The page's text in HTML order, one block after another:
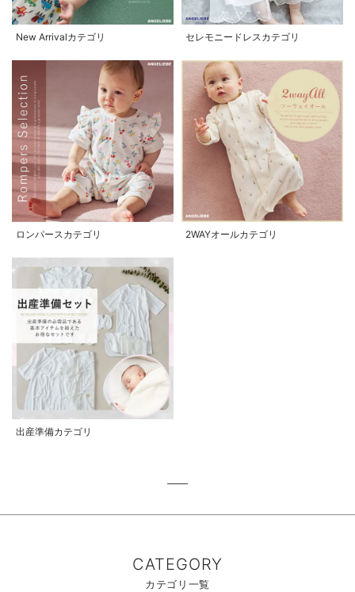
New Arrivalカテゴリ セレモニードレスカテゴリ
ロンパースカテゴリ 2WAYオールカテゴリ
出産準備カテゴリ
CATEGORY
カテゴリ一覧